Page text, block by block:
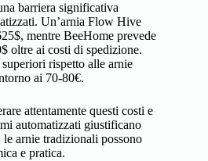
barriera significativa
Un’arnia Flow Hive
mentre BeeHome prevede
oltre ai costi di spedizione.
rispetto alle arnie
ai 70-80€.
attentamente questi costi e
automatizzati giustificano
arnie tradizionali possono
e pratica.